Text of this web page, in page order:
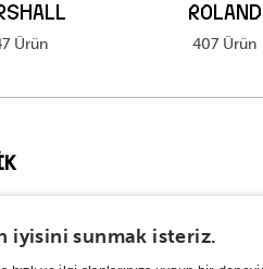
Ürün
ROLAND
407 Ürün
seviyesine, müzik dünyasının
modellerden başlangıç
Onbinlerce enstrüman
iyisini sunmak isteriz.